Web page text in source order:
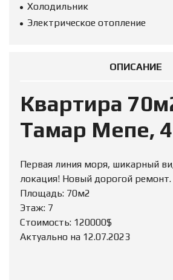
Холодильник
Электрическое отопление
ОПИСАНИЕ
Квартира
Тамар Мепе,
Первая линия моря, шикарный
локация! Новый дорогой ремонт.
Площадь: 70м2
Этаж: 7
Стоимость: 120000$
Актуально на 12.07.2023